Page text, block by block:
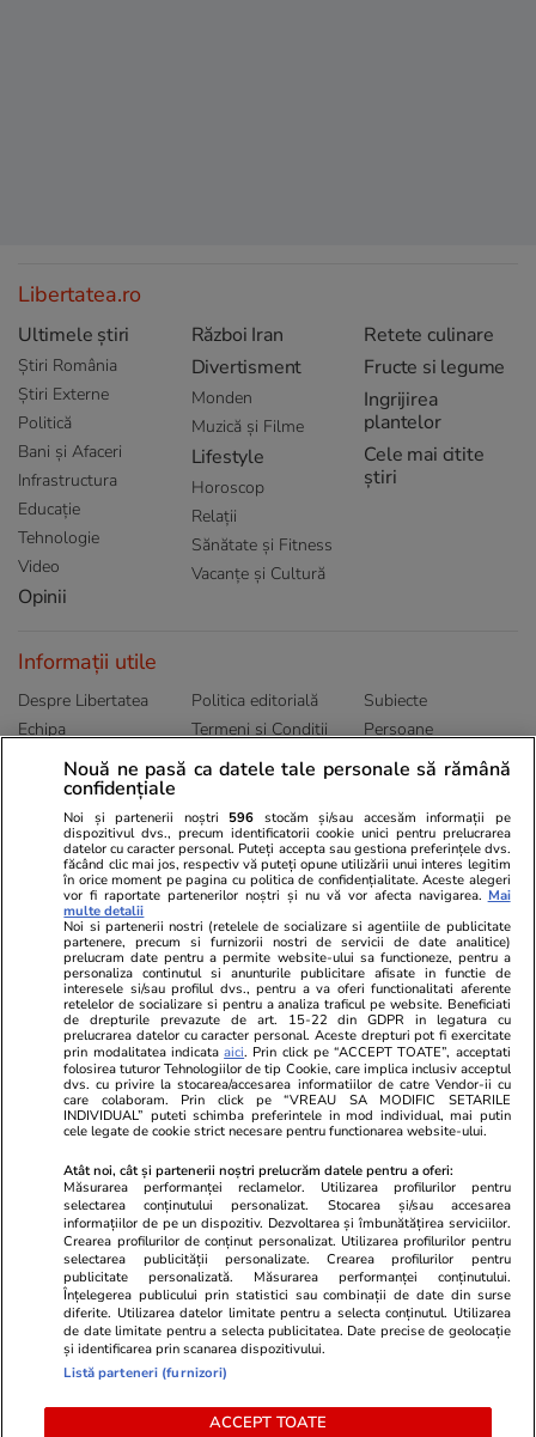
Libertatea.ro
Ultimele știri
Știri România
Știri Externe
Politică
Bani și Afaceri
Infrastructura
Educație
Tehnologie
Video
Opinii
Război Iran
Divertisment
Monden
Muzică și Filme
Lifestyle
Horoscop
Relații
Sănătate și Fitness
Vacanțe și Cultură
Retete culinare
Fructe si legume
Ingrijirea
plantelor
Cele mai citite
știri
Informații utile
Despre Libertatea
Echipa
Publicitate
Politica de
Politica editorială
Termeni și Conditii
Abonamente
Subiecte
Persoane
Sitemap
Ringier România
Libertatea pentru
Unica.ro
Program TV
Avantaje
ELLE
Gazeta Sporturilor
Stiri mondene
Calculator sarcina
Ajută Copiii
Locuri de muncă
Imobiliare.ro
Jobradar24
Imoradar24
Colecții Libertatea
Pariază responsabil! Decizia ONJN nr. 821/25.09.2025.
Jocurile de noroc sunt interzise minorilor.
© 2026 Ringier Romania. Toate drepturile rezervate
Actualizare preferințe cookies
Nouă ne pasă ca datele tale personale să rămână
confidențiale
Noi și partenerii noștri 596 stocăm și/sau accesăm informații pe
dispozitivul dvs., precum identificatorii cookie unici pentru prelucrarea
datelor cu caracter personal. Puteți accepta sau gestiona preferințele dvs.
făcând clic mai jos, respectiv vă puteți opune utilizării unui interes legitim
în orice moment pe pagina cu politica de confidențialitate. Aceste alegeri
vor fi raportate partenerilor noștri și nu vă vor afecta navigarea. Mai
multe detalii
Noi si partenerii nostri (retelele de socializare si agentiile de publicitate
partenere, precum si furnizorii nostri de servicii de date analitice)
prelucram date pentru a permite website-ului sa functioneze, pentru a
personaliza continutul si anunturile publicitare afisate in functie de
interesele si/sau profilul dvs., pentru a va oferi functionalitati aferente
retelelor de socializare si pentru a analiza traficul pe website. Beneficiati
de drepturile prevazute de art. 15-22 din GDPR in legatura cu
prelucrarea datelor cu caracter personal. Aceste drepturi pot fi exercitate
prin modalitatea indicataaici. Prin click pe “ACCEPT TOATE”, acceptati
folosirea tuturor Tehnologiilor de tip Cookie, care implica inclusiv acceptul
dvs. cu privire la stocarea/accesarea informatiilor de catre Vendor-ii cu
care colaboram. Prin click pe “VREAU SA MODIFIC SETARILE
INDIVIDUAL” puteti schimba preferintele in mod individual, mai putin
cele legate de cookie strict necesare pentru functionarea website-ului.
Atât noi, cât și partenerii noștri prelucrăm datele pentru a oferi:
Măsurarea performanței reclamelor. Utilizarea profilurilor pentru
selectarea conținutului personalizat. Stocarea și/sau accesarea
informațiilor de pe un dispozitiv. Dezvoltarea și îmbunătățirea serviciilor.
Crearea profilurilor de conținut personalizat. Utilizarea profilurilor pentru
selectarea publicității personalizate. Crearea profilurilor pentru
publicitate personalizată. Măsurarea performanței conținutului.
Înțelegerea publicului prin statistici sau combinații de date din surse
diferite. Utilizarea datelor limitate pentru a selecta conținutul. Utilizarea
de date limitate pentru a selecta publicitatea. Date precise de geolocație
și identificarea prin scanarea dispozitivului.
Listă parteneri (furnizori)
ACCEPT TOATE